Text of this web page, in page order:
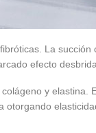
La
efecto
y elastina.
otorgando